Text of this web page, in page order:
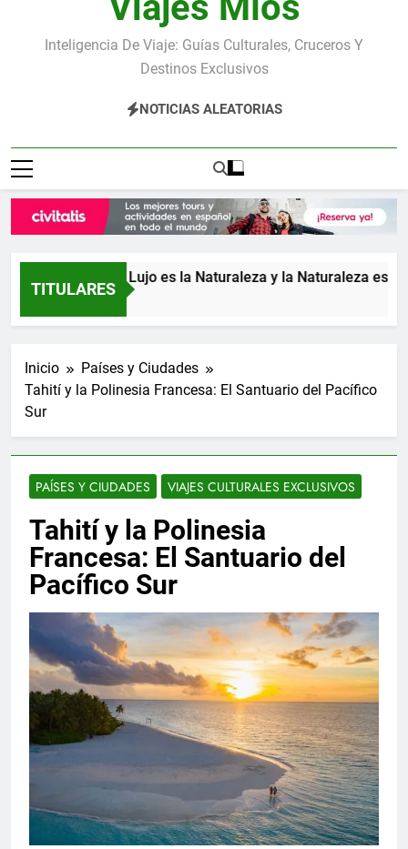
Inteligencia De Viaje: Guías Culturales, Cruceros Y
Destinos Exclusivos
NOTICIAS ALEATORIAS
TITULARES
donde el Lujo es la Naturaleza y la Naturaleza es el Lujo
Inicio
Países y Ciudades
Tahití y la Polinesia Francesa: El Santuario del Pacífico
Sur
PAÍSES Y CIUDADES VIAJES CULTURALES EXCLUSIVOS
Tahití y la Polinesia
Francesa: El Santuario del
Pacífico Sur